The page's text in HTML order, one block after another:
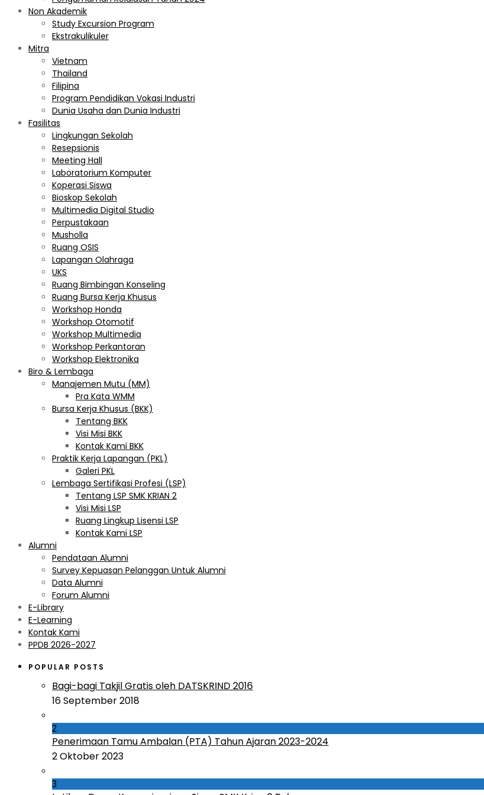
Non Akademik
Study Excursion Program
Ekstrakulikuler
Mitra
Vietnam
Thailand
Filipina
Program Pendidikan Vokasi Industri
Dunia Usaha dan Dunia Industri
Fasilitas
Lingkungan Sekolah
Resepsionis
Meeting Hall
Laboratorium Komputer
Koperasi Siswa
Bioskop Sekolah
Multimedia Digital Studio
Perpustakaan
Musholla
Ruang OSIS
Lapangan Olahraga
UKS
Ruang Bimbingan Konseling
Ruang Bursa Kerja Khusus
Workshop Honda
Workshop Otomotif
Workshop Multimedia
Workshop Perkantoran
Workshop Elektronika
Biro & Lembaga
Manajemen Mutu (MM)
Pra Kata WMM
Bursa Kerja Khusus (BKK)
Tentang BKK
Visi Misi BKK
Kontak Kami BKK
Praktik Kerja Lapangan (PKL)
Galeri PKL
Lembaga Sertifikasi Profesi (LSP)
Tentang LSP SMK KRIAN 2
Visi Misi LSP
Ruang Lingkup Lisensi LSP
Kontak Kami LSP
Alumni
Pendataan Alumni
Survey Kepuasan Pelanggan Untuk Alumni
Data Alumni
Forum Alumni
E-Library
E-Learning
Kontak Kami
PPDB 2026-2027
POPULAR POSTS
Bagi-bagi Takjil Gratis oleh DATSKRIND 2016
16 September 2018
2
Penerimaan Tamu Ambalan (PTA) Tahun Ajaran 2023-2024
2 Oktober 2023
3